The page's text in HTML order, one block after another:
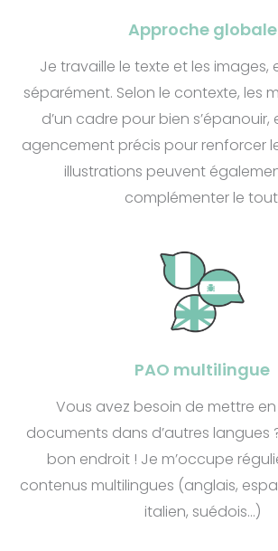
Approche globale
Je travaille le texte et les images,
séparément. Selon le contexte, les
d’un cadre pour bien s’épanouir,
agencement précis pour renforcer
illustrations peuvent
complémenter le
PAO multilingue
Vous avez besoin de mettre
documents dans d’autres langues
bon endroit ! Je m’occupe
contenus multilingues (anglais,
italien, suédois…)